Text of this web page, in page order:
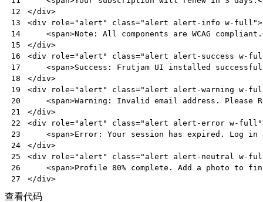
12
13
14
15
16
17
18
19
20
21
22
23
24
25
26
27
</div>
<div role="alert" class="alert alert-info w-full">
<span>Note: All components are WCAG compliant.
</div>
<div role="alert" class="alert alert-success w-
<span>Success: Frutjam UI installed
</div>
<div role="alert" class="alert alert-warning w-
<span>Warning: Invalid email address. Please
</div>
<div role="alert" class="alert alert-error w-full"
<span>Error: Your session has expired. Log in
</div>
<div role="alert" class="alert alert-neutral w-
<span>Profile 80% complete. Add a photo to
</div>
查看代码